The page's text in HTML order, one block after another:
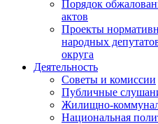
Порядок
актов
Проекты
народных
округа
Деятельность
Советы и комиссии
Публичные
Жилищно-
Национальная